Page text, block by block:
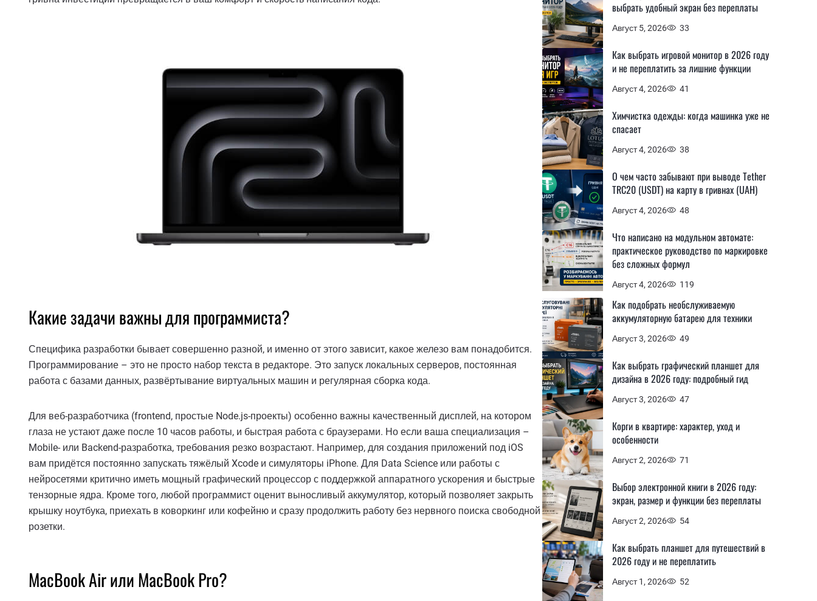
Какие задачи важны для программиста?
Специфика разработки бывает совершенно разной, и именно от этого зависит, какое железо вам понадобится.
Программирование – это не просто набор текста в редакторе. Это запуск локальных серверов, постоянная
работа с базами данных, развёртывание виртуальных машин и регулярная сборка кода.
Для веб-разработчика (frontend, простые Node.js-проекты) особенно важны качественный дисплей, на котором
глаза не устают даже после 10 часов работы, и быстрая работа с браузерами. Но если ваша специализация –
Mobile- или Backend-разработка, требования резко возрастают. Например, для создания приложений под iOS
вам придётся постоянно запускать тяжёлый Xcode и симуляторы iPhone. Для Data Science или работы с
нейросетями критично иметь мощный графический процессор с поддержкой аппаратного ускорения и быстрые
тензорные ядра. Кроме того, любой программист оценит выносливый аккумулятор, который позволяет закрыть
крышку ноутбука, приехать в коворкинг или кофейню и сразу продолжить работу без нервного поиска свободной
розетки.
MacBook Air или MacBook Pro?
Август 5, 2026 33
выбрать удобный экран без переплаты
Август 4, 2026 41
Как выбрать игровой монитор в 2026 году
и не переплатить за лишние функции
Август 4, 2026 38
Химчистка одежды: когда машинка уже не
спасает
Август 4, 2026 48
О чем часто забывают при выводе Tether
TRC20 (USDT) на карту в гривнах (UAH)
Август 4, 2026 119
Что написано на модульном автомате:
практическое руководство по маркировке
без сложных формул
Август 3, 2026 49
Как подобрать необслуживаемую
аккумуляторную батарею для техники
Август 3, 2026 47
Как выбрать графический планшет для
дизайна в 2026 году: подробный гид
Август 2, 2026 71
Корги в квартире: характер, уход и
особенности
Август 2, 2026 54
Выбор электронной книги в 2026 году:
экран, размер и функции без переплаты
Август 1, 2026 52
Как выбрать планшет для путешествий в
2026 году и не переплатить